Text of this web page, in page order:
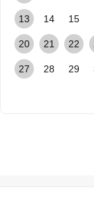
13 14 15
20 21 22
27 28 29